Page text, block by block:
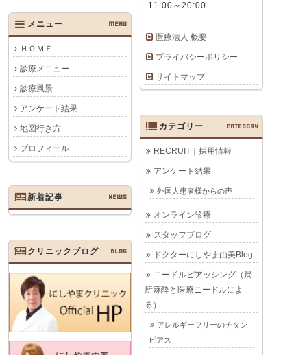
メニュー MENU
ＨＯＭＥ
診療メニュー
診療風景
アンケート結果
地図行き方
プロフィール
11:00～20:00
医療法人 概要
プライバシーポリシー
サイトマップ
カテゴリー CATEGORY
RECRUIT｜採用情報
アンケート結果
外国人患者様からの声
オンライン診療
スタッフブログ
ドクターにしやま由美Blog
ニードルピアッシング（局
所麻酔と医療ニードルによ
る）
アレルギーフリーのチタン
ピアス
新着記事 NEWS
クリニックブログ BLOG